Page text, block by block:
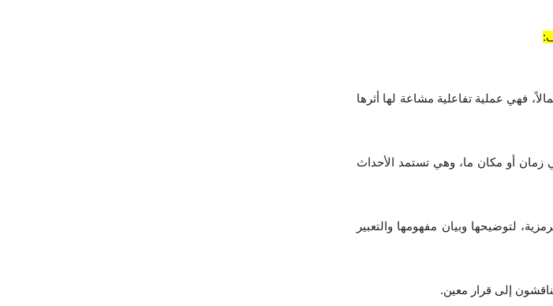
إلى قرار معين.